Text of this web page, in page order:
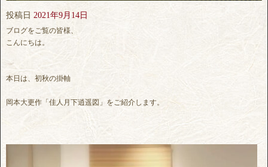
投稿日 2021年9月14日
ブログをご覧の皆様、
こんにちは。
本日は、初秋の掛軸
岡本大更作「佳人月下逍遥図」をご紹介します。